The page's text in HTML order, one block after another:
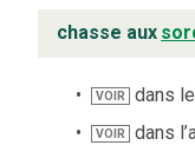
chasse aux
VOIR dans
VOIR dans